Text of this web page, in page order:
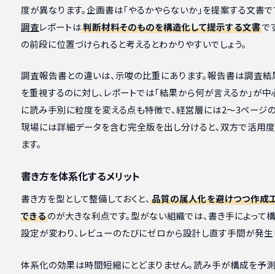
度が異なります。企画書は「やるかやらないか」を提案する文書で
調査レポートは判断材料そのものを構造化して提示する文書で
の前段に位置づけられると考えるとわかりやすいでしょう。
調査報告書との違いは、示唆の比重にあります。報告書は調査
を重視するのに対し、レポートでは「結果から何が言えるか」が中
に読み手別に粒度を変える点も特徴で、経営層には2〜3ページ
現場には詳細データを含む完全版を出し分けると、双方で活用
ます。
書き方を体系化するメリット
書き方を型として整備しておくと、 品質の属人化を避けつつ作成
できるのが大きな利点です。型がない組織では、書き手によって
設定が変わり、レビューのたびにゼロから設計し直す手間が発生
体系化の効果は時間短縮にとどまりません。読み手が構成を予